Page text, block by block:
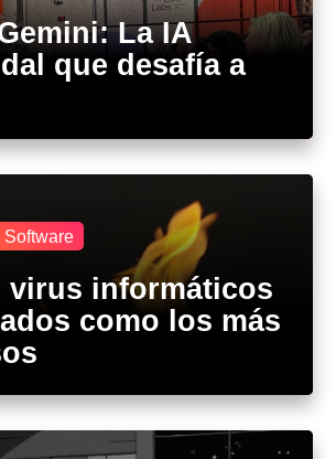
La IA
que desafía a
Software
virus informáticos
como los más